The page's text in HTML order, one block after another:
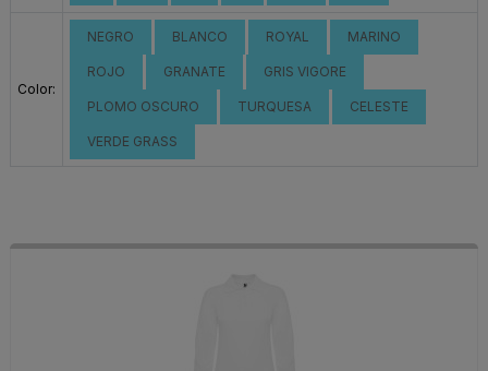
Color:
NEGRO BLANCO ROYAL MARINO
ROJO GRANATE GRIS VIGORE
PLOMO OSCURO TURQUESA CELESTE
VERDE GRASS